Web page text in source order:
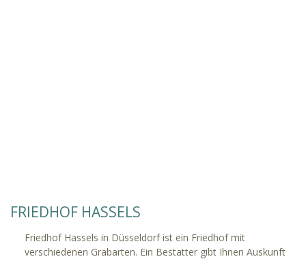
FRIEDHOF HASSELS
Friedhof Hassels in Düsseldorf ist ein Friedhof mit
verschiedenen Grabarten. Ein Bestatter gibt Ihnen Auskunft